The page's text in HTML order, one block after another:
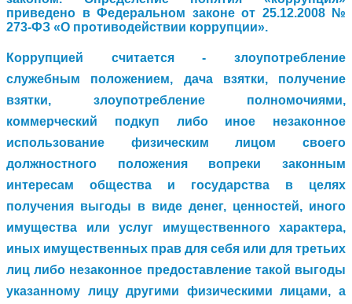
приведено в Федеральном законе от 25.12.2008 №
273-ФЗ «О противодействии коррупции».
Коррупцией считается - злоупотребление
служебным положением, дача взятки, получение
взятки, злоупотребление полномочиями,
коммерческий подкуп либо иное незаконное
использование физическим лицом своего
должностного положения вопреки законным
интересам общества и государства в целях
получения выгоды в виде денег, ценностей, иного
имущества или услуг имущественного характера,
иных имущественных прав для себя или для третьих
лиц либо незаконное предоставление такой выгоды
указанному лицу другими физическими лицами, а